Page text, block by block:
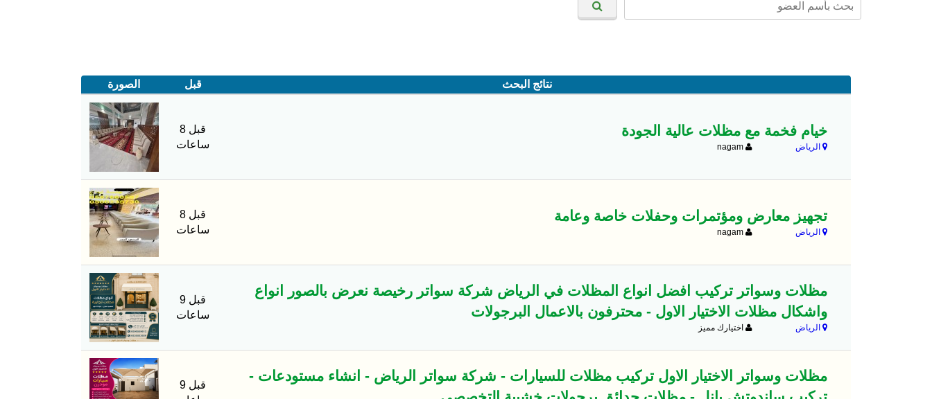
نتائج البحث قبل الصورة
خيام فخمة مع مظلات عالية الجودة
الرياض nagam
قبل 8
ساعات
تجهيز معارض ومؤتمرات وحفلات خاصة وعامة
الرياض nagam
قبل 8
ساعات
مظلات وسواتر تركيب افضل انواع المظلات في الرياض شركة سواتر رخيصة نعرض بالصور انواع
واشكال مظلات الاختيار الاول - محترفون بالاعمال البرجولات
الرياض اختيارك مميز
قبل 9
ساعات
مظلات وسواتر الاختيار الاول تركيب مظلات للسيارات - شركة سواتر الرياض - انشاء مستودعات -
قبل 9